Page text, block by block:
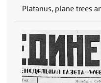
Platanus, plane trees